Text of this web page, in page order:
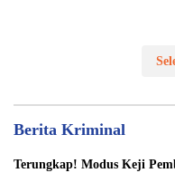
Berita Kriminal
Terungkap! Modus Keji